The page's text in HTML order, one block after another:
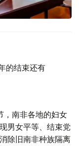
的结束还有
，南非各地的妇女
男女平等、结束党
除旧南非种族隔离